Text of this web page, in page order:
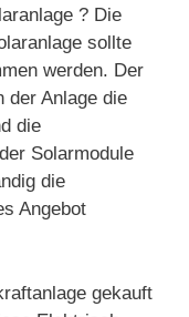
? Die
sollte
werden. Der
der Anlage die
die
Solarmodule
die
Angebot
gekauft